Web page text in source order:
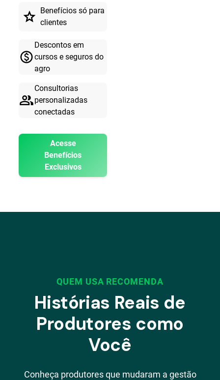
star Benefícios só para
clientes
paid
Descontos em
cursos e seguros do
agro
people
Consultorias
personalizadas
conectadas
Acesse
Benefícios
Exclusivos
QUEM USA RECOMENDA
Histórias Reais de
Produtores como
Você
Conheça produtores que mudaram a gestão